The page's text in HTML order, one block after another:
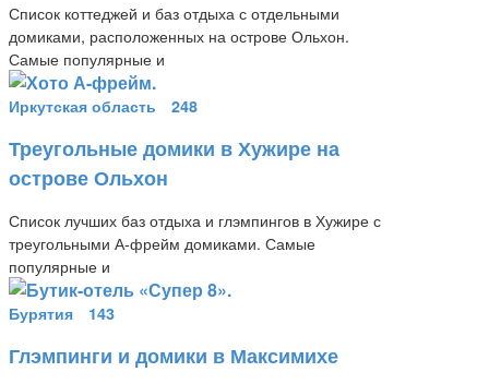
Список коттеджей и баз отдыха с отдельными
домиками, расположенных на острове Ольхон.
Самые популярные и
Иркутская область 248
Треугольные домики в Хужире на
острове Ольхон
Список лучших баз отдыха и глэмпингов в Хужире с
треугольными А-фрейм домиками. Самые
популярные и
Бурятия 143
Глэмпинги и домики в Максимихе